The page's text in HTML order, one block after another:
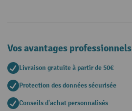
Vos avantages professionnels
Livraison gratuite à partir de 50€
Protection des données sécurisée
Conseils d'achat personnalisés